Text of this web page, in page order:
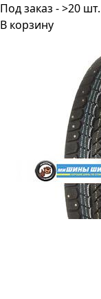
Под заказ - >20 шт.
В корзину